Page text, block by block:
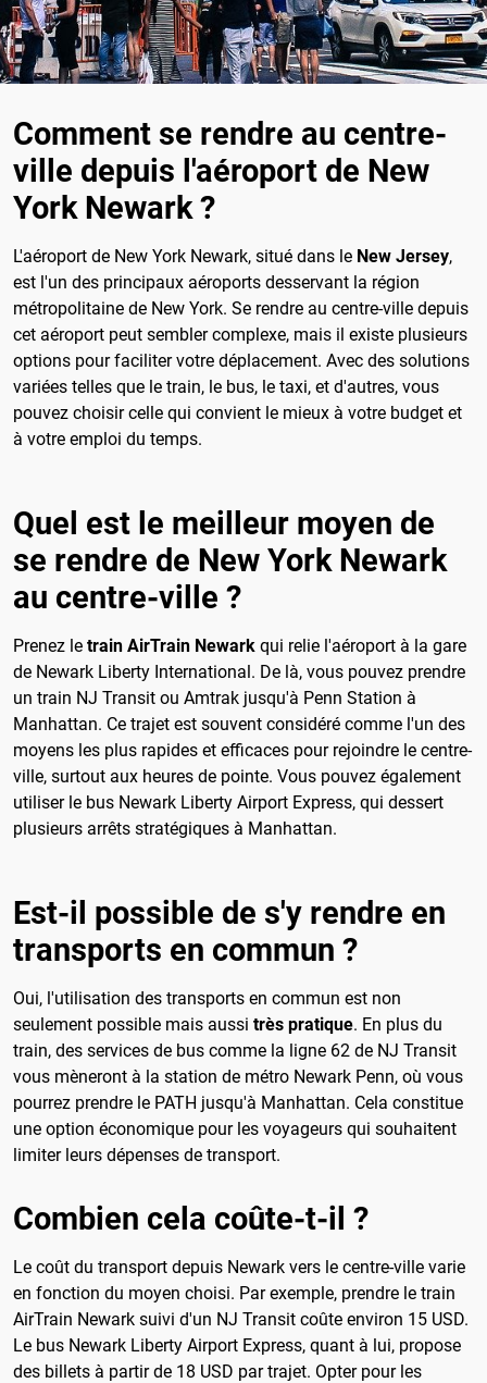
Comment se rendre au centre-
ville depuis l'aéroport de New
York Newark ?
L'aéroport de New York Newark, situé dans le New Jersey,
est l'un des principaux aéroports desservant la région
métropolitaine de New York. Se rendre au centre-ville depuis
cet aéroport peut sembler complexe, mais il existe plusieurs
options pour faciliter votre déplacement. Avec des solutions
variées telles que le train, le bus, le taxi, et d'autres, vous
pouvez choisir celle qui convient le mieux à votre budget et
à votre emploi du temps.
Quel est le meilleur moyen de
se rendre de New York Newark
au centre-ville ?
Prenez le train AirTrain Newark qui relie l'aéroport à la gare
de Newark Liberty International. De là, vous pouvez prendre
un train NJ Transit ou Amtrak jusqu'à Penn Station à
Manhattan. Ce trajet est souvent considéré comme l'un des
moyens les plus rapides et efficaces pour rejoindre le centre-
ville, surtout aux heures de pointe. Vous pouvez également
utiliser le bus Newark Liberty Airport Express, qui dessert
plusieurs arrêts stratégiques à Manhattan.
Est-il possible de s'y rendre en
transports en commun ?
Oui, l'utilisation des transports en commun est non
seulement possible mais aussi très pratique. En plus du
train, des services de bus comme la ligne 62 de NJ Transit
vous mèneront à la station de métro Newark Penn, où vous
pourrez prendre le PATH jusqu'à Manhattan. Cela constitue
une option économique pour les voyageurs qui souhaitent
limiter leurs dépenses de transport.
Combien cela coûte-t-il ?
Le coût du transport depuis Newark vers le centre-ville varie
en fonction du moyen choisi. Par exemple, prendre le train
AirTrain Newark suivi d'un NJ Transit coûte environ 15 USD.
Le bus Newark Liberty Airport Express, quant à lui, propose
des billets à partir de 18 USD par trajet. Opter pour les